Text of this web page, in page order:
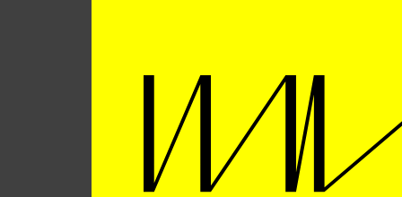
Jahre nach
seiner Musik.
leichten
hinweg eine
Zuhörer:innen
Guston“ (1984)